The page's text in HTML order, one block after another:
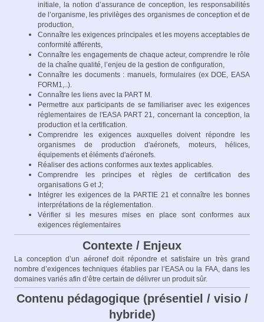
initiale, la notion d’assurance de conception, les responsabilités
de l’organisme, les privilèges des organismes de conception et de
production,
Connaître les exigences principales et les moyens acceptables de
conformité afférents,
Connaître les engagements de chaque acteur, comprendre le rôle
de la chaîne qualité, l’enjeu de la gestion de configuration,
Connaître les documents : manuels, formulaires (ex DOE, EASA
FORM1,..).
Connaître les liens avec la PART M.
Permettre aux participants de se familiariser avec les exigences
réglementaires de l'EASA PART 21, concernant la conception, la
production et la certification.
Comprendre les exigences auxquelles doivent répondre les
organismes de production d'aéronefs, moteurs, hélices,
équipements et éléments d'aéronefs.
Réaliser des actions conformes aux textes applicables.
Comprendre les principes et règles de certification des
organisations G et J;
Intégrer les exigences de la PARTIE 21 et connaître les bonnes
interprétations de la réglementation.
Vérifier si les mesures mises en place sont conformes aux
exigences réglementaires
Contexte / Enjeux
La conception d’un aéronef doit répondre et satisfaire un très grand
nombre d’exigences techniques établies par l’EASA ou la FAA, dans les
domaines variés afin d’être certain de délivrer un produit sûr.
Contenu pédagogique (présentiel / visio /
hybride)